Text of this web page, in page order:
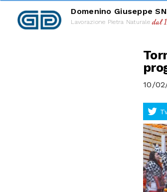
Domenino Giuseppe
Lavorazione Pietra Naturaledal
10/